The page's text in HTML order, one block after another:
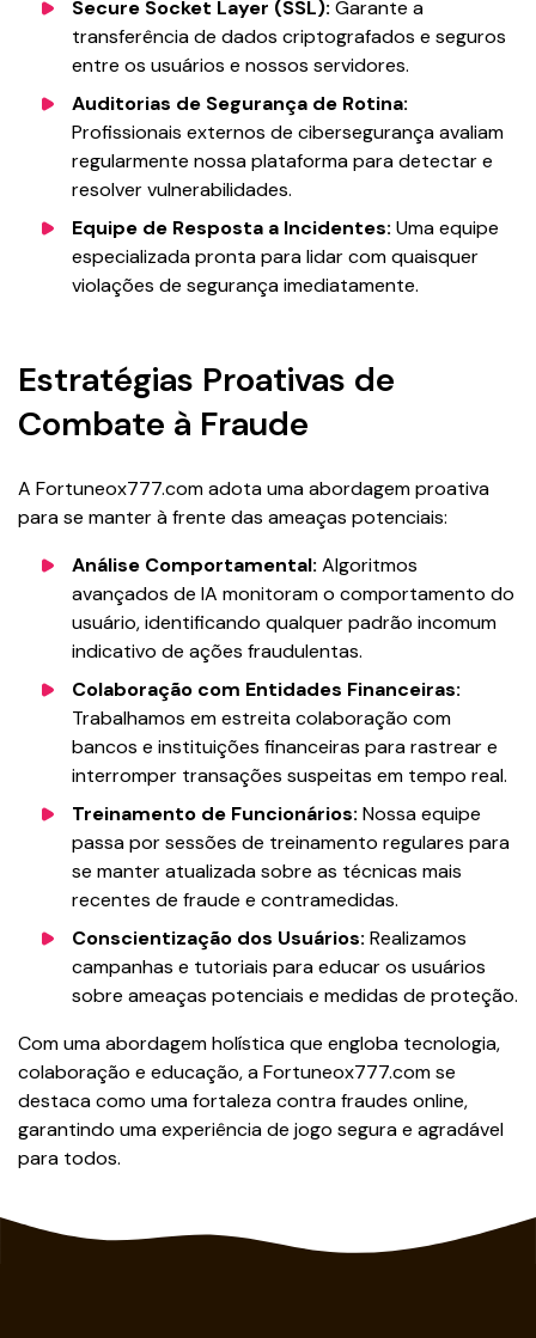
Secure Socket Layer (SSL): Garante a
transferência de dados criptografados e seguros
entre os usuários e nossos servidores.
Auditorias de Segurança de Rotina:
Profissionais externos de cibersegurança avaliam
regularmente nossa plataforma para detectar e
resolver vulnerabilidades.
Equipe de Resposta a Incidentes: Uma equipe
especializada pronta para lidar com quaisquer
violações de segurança imediatamente.
Estratégias Proativas de
Combate à Fraude
A Fortuneox777.com adota uma abordagem proativa
para se manter à frente das ameaças potenciais:
Análise Comportamental: Algoritmos
avançados de IA monitoram o comportamento do
usuário, identificando qualquer padrão incomum
indicativo de ações fraudulentas.
Colaboração com Entidades Financeiras:
Trabalhamos em estreita colaboração com
bancos e instituições financeiras para rastrear e
interromper transações suspeitas em tempo real.
Treinamento de Funcionários: Nossa equipe
passa por sessões de treinamento regulares para
se manter atualizada sobre as técnicas mais
recentes de fraude e contramedidas.
Conscientização dos Usuários: Realizamos
campanhas e tutoriais para educar os usuários
sobre ameaças potenciais e medidas de proteção.
Com uma abordagem holística que engloba tecnologia,
colaboração e educação, a Fortuneox777.com se
destaca como uma fortaleza contra fraudes online,
garantindo uma experiência de jogo segura e agradável
para todos.